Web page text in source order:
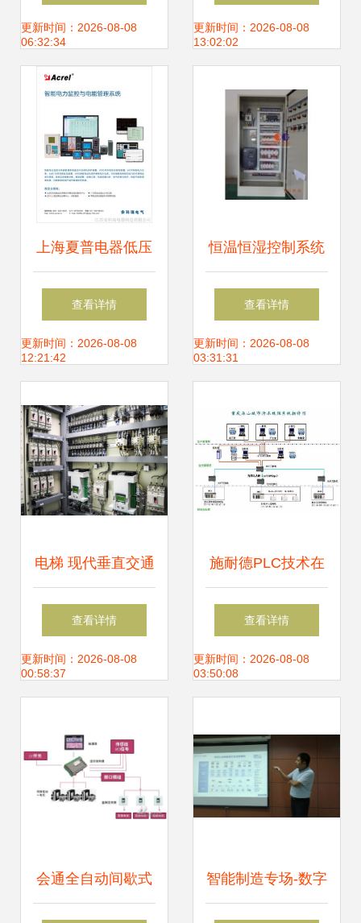
机电控制中的应用
更新时间：2026-08-08
06:32:34
系统集成
更新时间：2026-08-08
13:02:02
上海夏普电器低压
配电网络的改造及
电能管理系统的实
查看详情
更新时间：2026-08-08
12:21:42
恒温恒湿控制系统
市场行情分析 常古
机电展现物美价廉
共赢的中国贸易网
机电控制系统专题
查看详情
更新时间：2026-08-08
03:31:31
电梯 现代垂直交通
的复杂机电系统解
析
查看详情
更新时间：2026-08-08
00:58:37
施耐德PLC技术在
城市污水处理厂机
电控制系统中的应
查看详情
更新时间：2026-08-08
03:50:08
会通全自动间歇式 智能制造专场-数字